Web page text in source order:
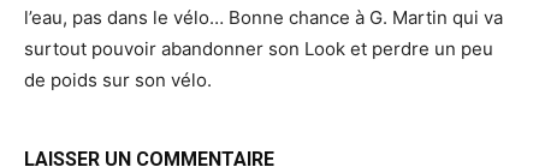
l’eau, pas dans le vélo… Bonne chance à G. Martin qui va
surtout pouvoir abandonner son Look et perdre un peu
de poids sur son vélo.
LAISSER UN COMMENTAIRE